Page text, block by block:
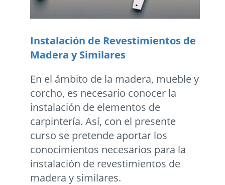
Instalación de Revestimientos de
Madera y Similares
En el ámbito de la madera, mueble y
corcho, es necesario conocer la
instalación de elementos de
carpintería. Así, con el presente
curso se pretende aportar los
conocimientos necesarios para la
instalación de revestimientos de
madera y similares.